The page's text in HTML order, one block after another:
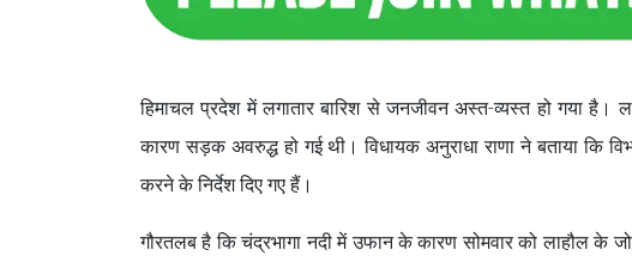
हिमाचल प्रदेश में लगातार बारिश से जनजीवन अस्त-व्यस्त हो गया
कारण सड़क अवरुद्ध हो गई थी। विधायक अनुराधा राणा ने बताया कि
करने के निर्देश दिए गए हैं।
गौरतलब है कि चंद्रभागा नदी में उफान के कारण सोमवार को लाहौल के